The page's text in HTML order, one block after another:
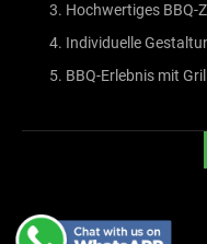
Hochwertiges BBQ-
Individuelle
BBQ-Erlebnis mit